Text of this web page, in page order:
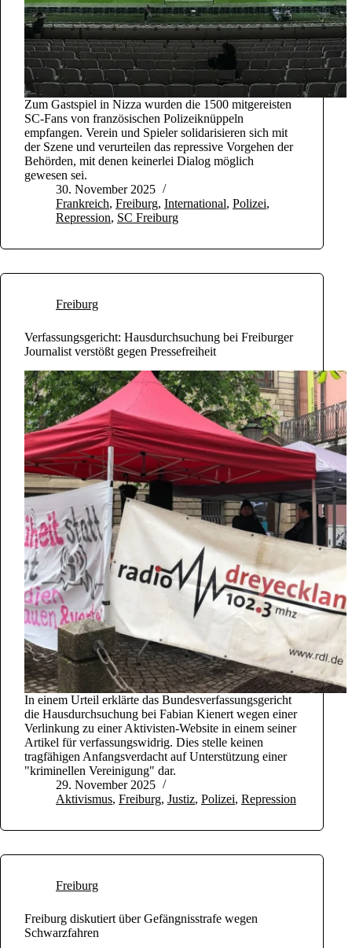
Zum Gastspiel in Nizza wurden die 1500 mitgereisten
SC-Fans von französischen Polizeiknüppeln
empfangen. Verein und Spieler solidarisieren sich mit
der Szene und verurteilen das repressive Vorgehen der
Behörden, mit denen keinerlei Dialog möglich
gewesen sei.
30. November 2025
Frankreich, Freiburg, International, Polizei,
Repression, SC Freiburg
Freiburg
Verfassungsgericht: Hausdurchsuchung bei Freiburger
Journalist verstößt gegen Pressefreiheit
In einem Urteil erklärte das Bundesverfassungsgericht
die Hausdurchsuchung bei Fabian Kienert wegen einer
Verlinkung zu einer Aktivisten-Website in einem seiner
Artikel für verfassungswidrig. Dies stelle keinen
tragfähigen Anfangsverdacht auf Unterstützung einer
"kriminellen Vereinigung" dar.
29. November 2025
Aktivismus, Freiburg, Justiz, Polizei, Repression
Freiburg
Freiburg diskutiert über Gefängnisstrafe wegen
Schwarzfahren